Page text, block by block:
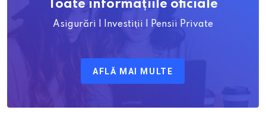
Toate informațiile oficiale
Asigurări | Investiții | Pensii Private
AFLĂ MAI MULTE